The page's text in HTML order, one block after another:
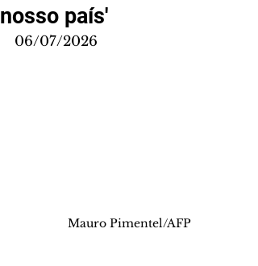
nosso país'
06/07/2026
Mauro Pimentel/AFP